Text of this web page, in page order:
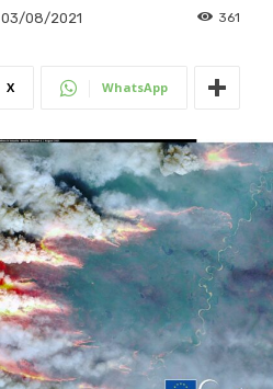
03/08/2021 361
X WhatsApp